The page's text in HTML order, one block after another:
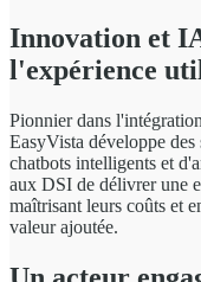
Innovation et
l'expérience
Pionnier dans
EasyVista développe
chatbots intelligents et
aux DSI de délivrer une
maîtrisant leurs coûts et
valeur ajoutée.